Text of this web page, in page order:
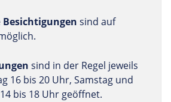
Besichtigungen sind auf
sind in der Regel jeweils
16 bis 20 Uhr, Samstag und
bis 18 Uhr geöffnet.